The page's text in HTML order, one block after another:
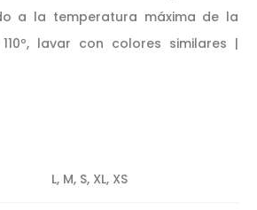
a la temperatura máxima de la
lavar con colores similares |
L, M, S, XL, XS